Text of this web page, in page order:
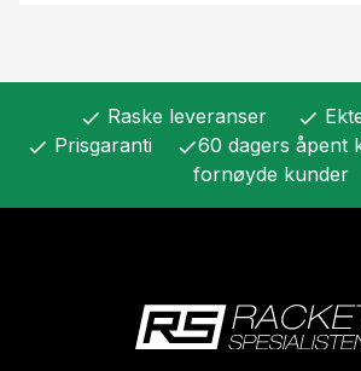
check Raske leveranser check
check Prisgaranti check60 dagers åpent
fornøyde kunder